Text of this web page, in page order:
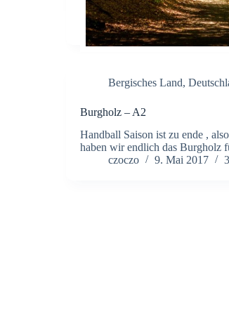
Bergisches Land,
Burgholz – A2
Handball Saison ist zu ende ,
haben wir endlich das Burgholz
czoczo
9. Mai 2017